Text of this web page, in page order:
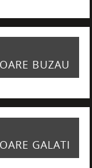
BUZAU
GALATI